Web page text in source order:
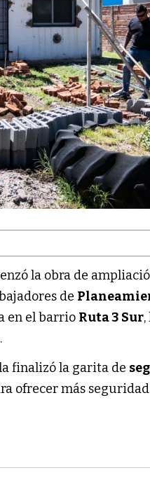
la obra de
de
en el barrio Ruta 3 Sur
.
finalizó la garita de
ofrecer más seguridad